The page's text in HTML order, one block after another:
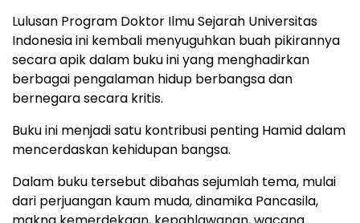
Lulusan Program Doktor Ilmu Sejarah Universitas
Indonesia ini kembali menyuguhkan buah pikirannya
secara apik dalam buku ini yang menghadirkan
berbagai pengalaman hidup berbangsa dan
bernegara secara kritis.
Buku ini menjadi satu kontribusi penting Hamid dalam
mencerdaskan kehidupan bangsa.
Dalam buku tersebut dibahas sejumlah tema, mulai
dari perjuangan kaum muda, dinamika Pancasila,